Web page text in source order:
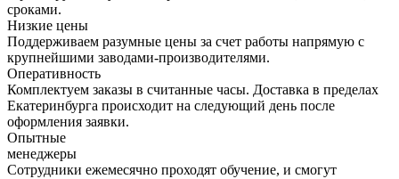
сроками.
Низкие цены
Поддерживаем разумные цены за счет работы напрямую с
крупнейшими заводами-производителями.
Оперативность
Комплектуем заказы в считанные часы. Доставка в пределах
Екатеринбурга происходит на следующий день после
оформления заявки.
Опытные
менеджеры
Сотрудники ежемесячно проходят обучение, и смогут